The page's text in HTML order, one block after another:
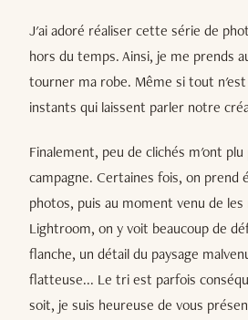
J'ai adoré réaliser cette série de
hors du temps. Ainsi, je me prends
tourner ma robe. Même si tout
instants qui laissent parler notre
Finalement, peu de clichés m'ont
campagne. Certaines fois, on prend
photos, puis au moment venu de
Lightroom, on y voit beaucoup de
flanche, un détail du paysage
flatteuse... Le tri est parfois
soit, je suis heureuse de vous